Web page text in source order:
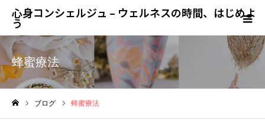
心身コンシェルジュ – ウェルネスの時間、はじめよ
う
蜂蜜療法
ブログ 蜂蜜療法